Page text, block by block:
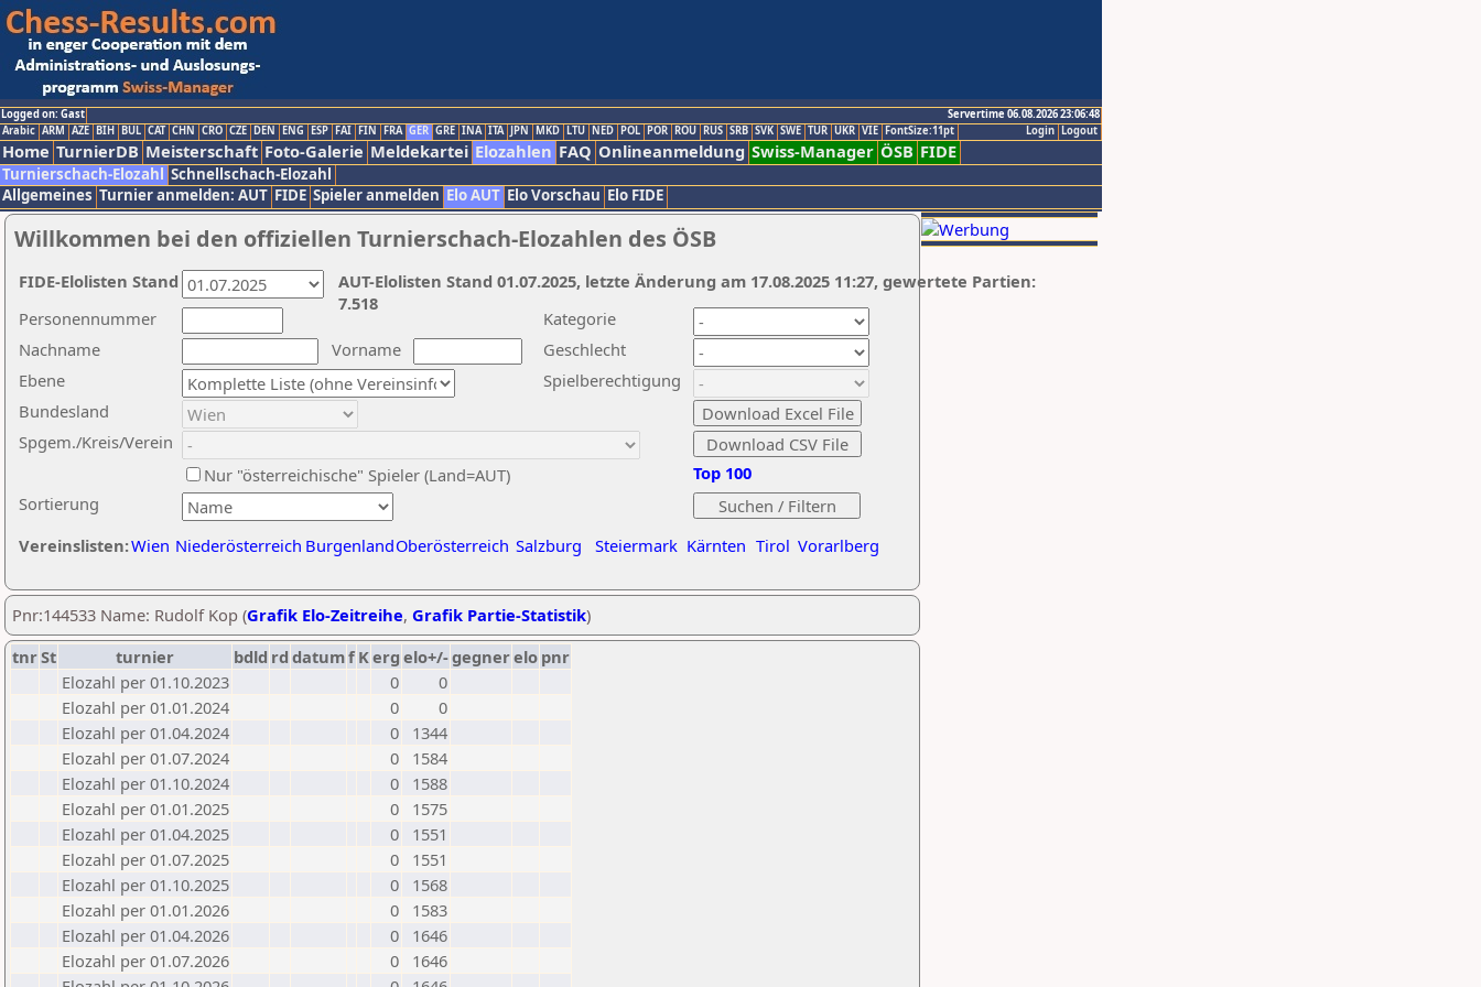
Logged on: Gast
Servertime 06.08.2026 23:06:48
Logout
Login
Arabic ARM AZE BIH BUL CAT CHN CRO CZE DEN ENG ESP FAI FIN FRA GER GRE INA ITA JPN MKD LTU NED POL POR ROU RUS SRB SVK SWE TUR UKR VIE FontSize:11pt
Home TurnierDB Meisterschaft Foto-Galerie Meldekartei Elozahlen FAQ Onlineanmeldung Swiss-Manager ÖSB FIDE
Turnierschach-Elozahl Schnellschach-Elozahl
Allgemeines Turnier anmelden: AUT FIDE Spieler anmelden Elo AUT Elo Vorschau Elo FIDE
Willkommen bei den offiziellen Turnierschach-Elozahlen des ÖSB
Nachname
Vorname
Ebene
Kategorie
Sortierung
Personennummer
Bundesland
Spgem./Kreis/Verein
Geschlecht
Nur "österreichische" Spieler (Land=AUT)
Spielberechtigung
Vereinslisten:Wien Niederösterreich BurgenlandOberösterreich Salzburg Steiermark Kärnten Tirol Vorarlberg
Top 100
AUT-Elolisten Stand 01.07.2025, letzte Änderung am 17.08.2025 11:27, gewertete Partien:
7.518
FIDE-Elolisten Stand
Pnr:144533 Name: Rudolf Kop (Grafik Elo-Zeitreihe, Grafik Partie-Statistik)
tnrSt turnier bdld rd datumf Kerg elo+/-gegnerelo pnr
Elozahl per 01.10.2023
0
0
Elozahl per 01.01.2024
0
0
Elozahl per 01.04.2024
0
1344
Elozahl per 01.07.2024
0
1584
Elozahl per 01.10.2024
0
1588
Elozahl per 01.01.2025
0
1575
Elozahl per 01.04.2025
0
1551
Elozahl per 01.07.2025
0
1551
Elozahl per 01.10.2025
0
1568
Elozahl per 01.01.2026
0
1583
Elozahl per 01.04.2026
0
1646
Elozahl per 01.07.2026
0
1646